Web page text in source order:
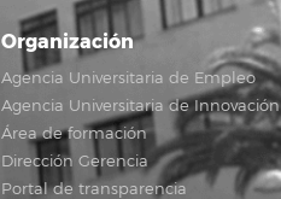
Organización
Agencia Universitaria de Empleo
Agencia Universitaria de Innovación
Área de formación
Dirección Gerencia
Portal de transparencia